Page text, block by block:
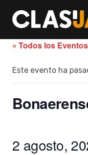
content
« Todos los Eventos
Este evento ha
2 agosto,